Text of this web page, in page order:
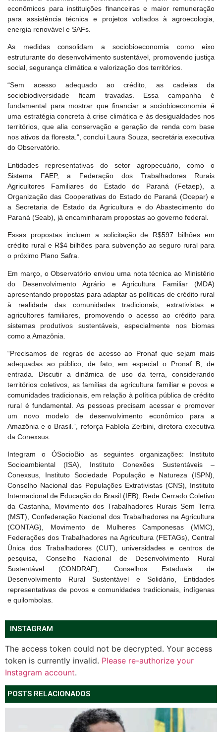
econômicos para instituições financeiras e maior remuneração
para assistência técnica e projetos voltados à agroecologia,
energia renovável e SAFs.
As medidas consolidam a sociobioeconomia como eixo
estruturante do desenvolvimento sustentável, promovendo justiça
social, segurança climática e valorização dos territórios.
“Sem acesso adequado ao crédito, as cadeias da
sociobiodiversidade ficam travadas. Essa campanha é
fundamental para mostrar que financiar a sociobioeconomia é
uma estratégia concreta à crise climática e às desigualdades nos
territórios, que alia conservação e geração de renda com base
nos ativos da floresta.”, conclui Laura Souza, secretária executiva
do Observatório.
Entidades representativas do setor agropecuário, como o
Sistema FAEP, a Federação dos Trabalhadores Rurais
Agricultores Familiares do Estado do Paraná (Fetaep), a
Organização das Cooperativas do Estado do Paraná (Ocepar) e
a Secretaria de Estado da Agricultura e do Abastecimento do
Paraná (Seab), já encaminharam propostas ao governo federal.
Essas propostas incluem a solicitação de R$597 bilhões em
crédito rural e R$4 bilhões para subvenção ao seguro rural para
o próximo Plano Safra.
Em março, o Observatório enviou uma nota técnica ao Ministério
do Desenvolvimento Agrário e Agricultura Familiar (MDA)
apresentando propostas para adaptar as políticas de crédito rural
à realidade das comunidades tradicionais, extrativistas e
agricultores familiares, promovendo o acesso ao crédito para
sistemas produtivos sustentáveis, especialmente nos biomas
como a Amazônia.
“Precisamos de regras de acesso ao Pronaf que sejam mais
adequadas ao público, de fato, em especial o Pronaf B, de
entrada. Discutir a dinâmica de uso da terra, considerando
territórios coletivos, as famílias da agricultura familiar e povos e
comunidades tradicionais, em relação à política pública de crédito
rural é fundamental. As pessoas precisam acessar e promover
um novo modelo de desenvolvimento econômico para a
Amazônia e o Brasil.”, reforça Fabíola Zerbini, diretora executiva
da Conexsus.
Integram o ÓSocioBio as seguintes organizações: Instituto
Socioambiental (ISA), Instituto Conexões Sustentáveis –
Conexsus, Instituto Sociedade População e Natureza (ISPN),
Conselho Nacional das Populações Extrativistas (CNS), Instituto
Internacional de Educação do Brasil (IEB), Rede Cerrado Coletivo
da Castanha, Movimento dos Trabalhadores Rurais Sem Terra
(MST), Confederação Nacional dos Trabalhadores na Agricultura
(CONTAG), Movimento de Mulheres Camponesas (MMC),
Federações dos Trabalhadores na Agricultura (FETAGs), Central
Única dos Trabalhadores (CUT), universidades e centros de
pesquisa, Conselho Nacional de Desenvolvimento Rural
Sustentável (CONDRAF), Conselhos Estaduais de
Desenvolvimento Rural Sustentável e Solidário, Entidades
representativas de povos e comunidades tradicionais, indígenas
e quilombolas.
INSTAGRAM
The access token could not be decrypted. Your access
token is currently invalid. Please re-authorize your
Instagram account.
POSTS RELACIONADOS